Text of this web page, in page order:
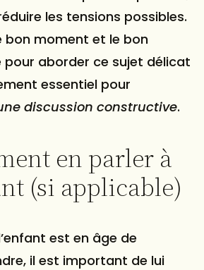
les tensions possibles.
bon moment et le bon
pour aborder ce sujet délicat
essentiel pour
discussion constructive.
en parler à
(si applicable)
est en âge de
il est important de lui